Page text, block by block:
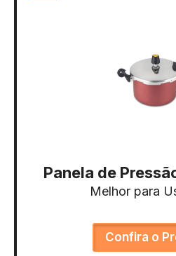
Panela de
Melhor para
Confira o